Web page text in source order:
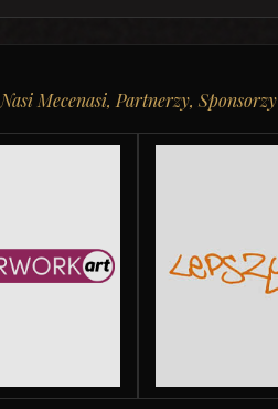
Nasi Mecenasi, Partnerzy, Sponsorzy